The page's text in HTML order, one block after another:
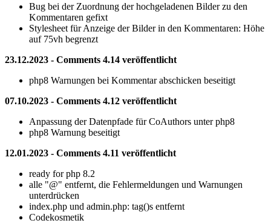
Bug bei der Zuordnung der hochgeladenen Bilder zu den
Kommentaren gefixt
Stylesheet für Anzeige der Bilder in den Kommentaren: Höhe
auf 75vh begrenzt
23.12.2023 - Comments 4.14 veröffentlicht
php8 Warnungen bei Kommentar abschicken beseitigt
07.10.2023 - Comments 4.12 veröffentlicht
Anpassung der Datenpfade für CoAuthors unter php8
php8 Warnung beseitigt
12.01.2023 - Comments 4.11 veröffentlicht
ready for php 8.2
alle "@" entfernt, die Fehlermeldungen und Warnungen
unterdrücken
index.php und admin.php: tag()s entfernt
Codekosmetik